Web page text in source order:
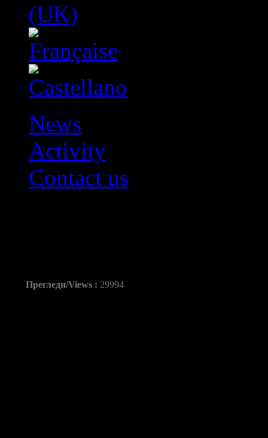
News
Activity
Contact us
Прегледи/Views : 29994